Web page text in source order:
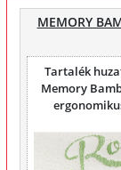
MEMORY
Tartalék
Memory